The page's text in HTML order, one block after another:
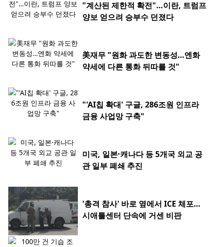
"계산된 제한적 확전"…이란, 트럼프
양보 얻으려 승부수 던졌다
美재무 "원화 과도한 변동성…엔화
약세에 다른 통화 뒤따를 것"
"'AI칩 확대' 구글, 286조원 인프라
금융 사업망 구축"
미국, 일본·캐나다 등 5개국 외교 공
관 일부 폐쇄 추진
'총격 참사' 바로 옆에서 ICE 체포…
시애틀센터 단속에 거센 비판